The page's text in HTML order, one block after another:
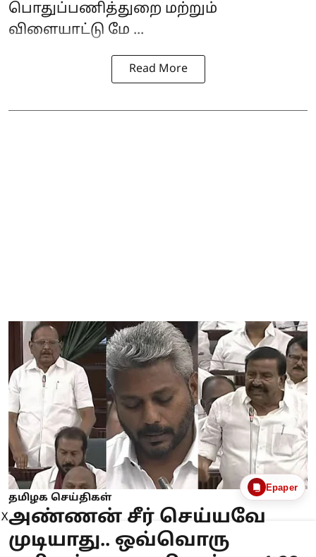
பொதுப்பணித்துறை மற்றும்
விளையாட்டு மே ...
Read More
தமிழக செய்திகள்
அண்ணன் சீர் செய்யவே
முடியாது.. ஒவ்வொரு
Epaper
X